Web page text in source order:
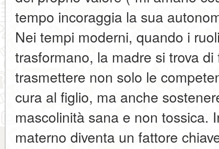
tempo incoraggia la sua
Nei tempi moderni, quando i
trasformano, la madre si trova
trasmettere non solo le
cura al figlio, ma anche
mascolinità sana e non tossica.
materno diventa un fattore